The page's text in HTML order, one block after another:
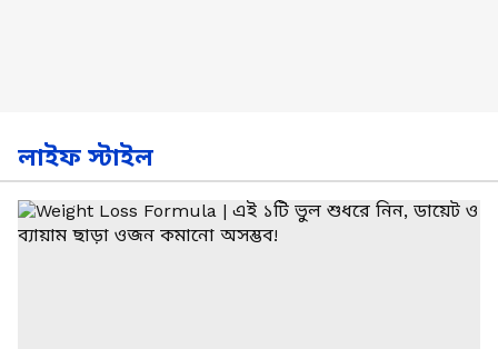
লাইফ স্টাইল